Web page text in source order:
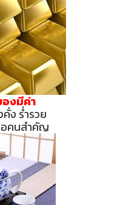
องมีค่า
ง ร่ำรวย
อคนสำคัญ